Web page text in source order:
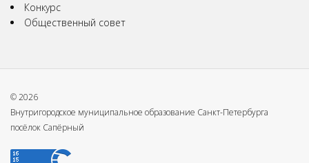
Конкурс
Общественный совет
© 2026
Внутригородское муниципальное образование Санкт-Петербурга
посёлок Сапёрный